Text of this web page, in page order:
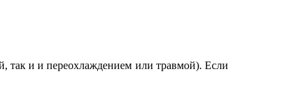
так и и переохлаждением или травмой). Если